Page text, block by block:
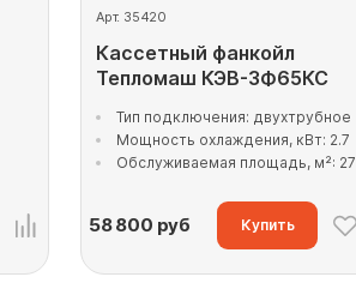
Арт. 35420
Кассетный фанкойл
Тепломаш КЭВ-3Ф65КС
Тип подключения: двухтрубное
Мощность охлаждения, кВт: 2.7
Обслуживаемая площадь, м²: 27
58 800 руб Купить